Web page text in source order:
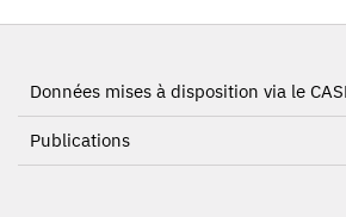
Données mises à disposition via le
Publications